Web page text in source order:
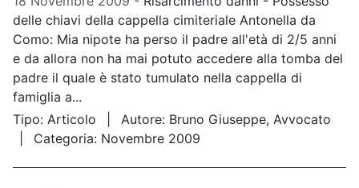
delle chiavi della cappella cimiteriale Antonella da
Como: Mia nipote ha perso il padre all'età di 2/5 anni
e da allora non ha mai potuto accedere alla tomba del
padre il quale è stato tumulato nella cappella di
famiglia a...
Tipo: Articolo Autore: Bruno Giuseppe, Avvocato
Categoria: Novembre 2009